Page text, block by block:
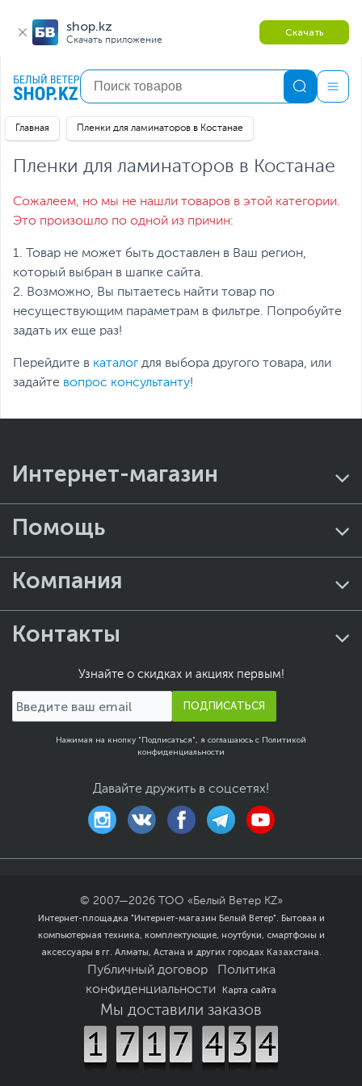
shop.kz
Скачать приложение
Скачать
Главная Пленки для ламинаторов в Костанае
Пленки для ламинаторов в Костанае
Сожалеем, но мы не нашли товаров в этой категории.
Это произошло по одной из причин:
1. Товар не может быть доставлен в Ваш регион,
который выбран в шапке сайта.
2. Возможно, Вы пытаетесь найти товар по
несуществующим параметрам в фильтре. Попробуйте
задать их еще раз!
Перейдите в каталогдля выбора другого товара, или
задайте вопрос консультанту!
Интернет-магазин
Помощь
Компания
Контакты
Узнайте о скидках и акциях первым!
ПОДПИСАТЬСЯ
Нажимая на кнопку "Подписаться", я соглашаюсь с Политикой
конфиденциальности
Давайте дружить в соцсетях!
© 2007—2026
ТОО «Белый Ветер KZ»
Интернет-площадка "Интернет-магазин Белый Ветер". Бытовая и
компьютерная техника, комплектующие, ноутбуки, смартфоны и
аксессуары в гг. Алматы, Астана и других городах Казахстана.
Публичный договор
Политика
конфиденциальности
Карта сайта
Мы доставили заказов